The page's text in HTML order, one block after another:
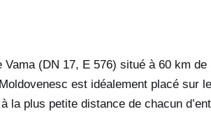
Vama (DN 17, E 576) situé à 60 km
est idéalement placé sur
la plus petite distance de chacun